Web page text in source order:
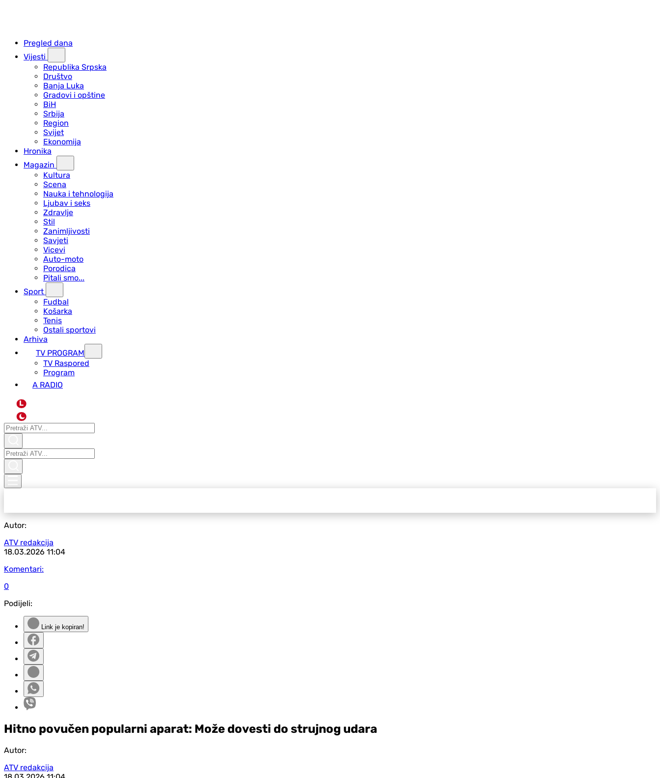
Pregled dana
Vijesti
Republika Srpska
Društvo
Banja Luka
Gradovi i opštine
BiH
Srbija
Region
Svijet
Ekonomija
Hronika
Magazin
Kultura
Scena
Nauka i tehnologija
Ljubav i seks
Zdravlje
Stil
Zanimljivosti
Savjeti
Vicevi
Auto-moto
Porodica
Pitali smo...
Sport
Fudbal
Košarka
Tenis
Ostali sportovi
Arhiva
TV PROGRAM
ТV Raspored
Program
A RADIO
L
Autor:
ATV redakcija
18.03.2026 11:04
Komentari:
0
Podijeli:
Link je kopiran!
Hitno povučen popularni aparat: Može dovesti do strujnog udara
Autor:
ATV redakcija